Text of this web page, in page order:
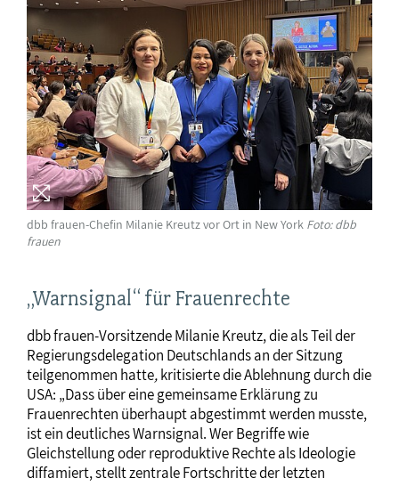
dbb frauen-Chefin Milanie Kreutz vor Ort in New York Foto: dbb
frauen
„Warnsignal“ für Frauenrechte
dbb frauen-Vorsitzende Milanie Kreutz, die als Teil der
Regierungsdelegation Deutschlands an der Sitzung
teilgenommen hatte,kritisierte die Ablehnung durch die
USA: „Dass über eine gemeinsame Erklärung zu
Frauenrechten überhaupt abgestimmt werden musste,
ist ein deutliches Warnsignal. Wer Begriffe wie
Gleichstellung oder reproduktive Rechte als Ideologie
diffamiert, stellt zentrale Fortschritte der letzten